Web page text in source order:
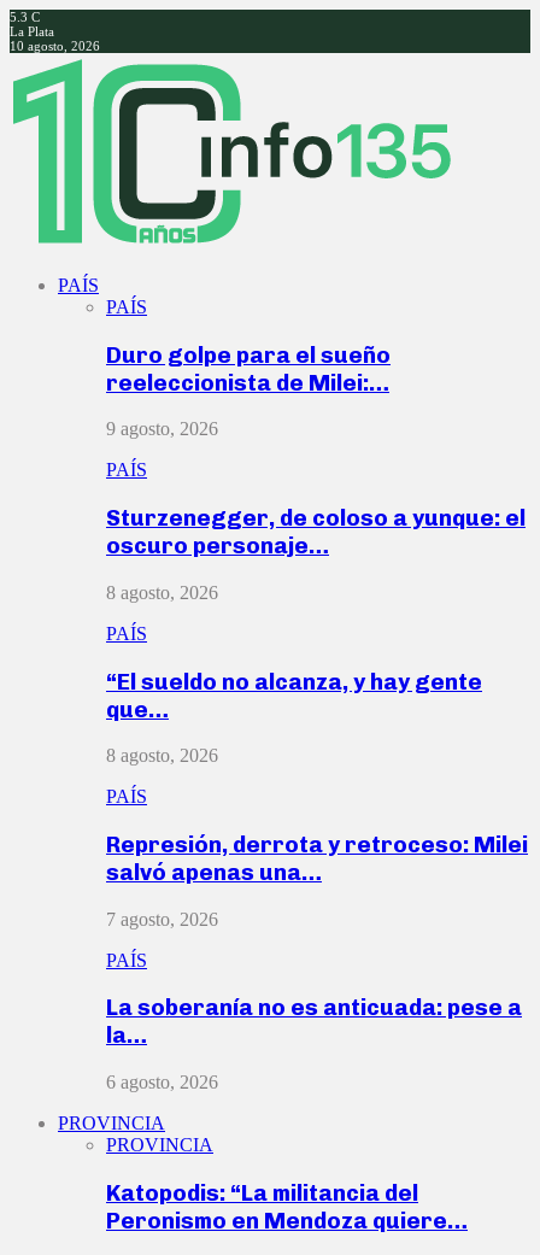
5.3 C
La Plata
10 agosto, 2026
Facebook
Twitter
Instagram
Youtube
PAÍS
PAÍS
Duro golpe para el sueño
reeleccionista de Milei:…
9 agosto, 2026
PAÍS
Sturzenegger, de coloso a yunque: el
oscuro personaje…
8 agosto, 2026
PAÍS
“El sueldo no alcanza, y hay gente
que…
8 agosto, 2026
PAÍS
Represión, derrota y retroceso: Milei
salvó apenas una…
7 agosto, 2026
PAÍS
La soberanía no es anticuada: pese a
la…
6 agosto, 2026
PROVINCIA
PROVINCIA
Katopodis: “La militancia del
Peronismo en Mendoza quiere…